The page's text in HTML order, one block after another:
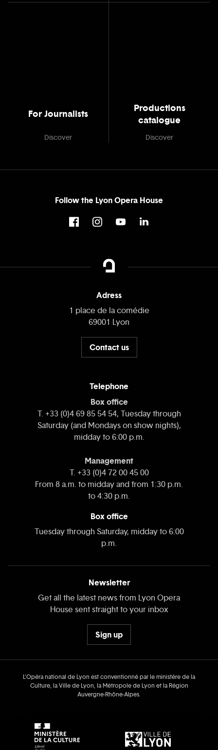
For Journalists
Discover
Productions
catalogue
Discover
Follow the Lyon Opera House
Adress
1 place de la comédie
69001 Lyon
Contact us
Telephone
Box office
T. +33 (0)4 69 85 54 54, Tuesday through
Saturday (and Mondays on show nights),
midday to 6:00 p.m.
Management
T. +33 (0)4 72 00 45 00
From 8 a.m. to midday and from 1:30 p.m.
to 4:30 p.m.
Box office
Tuesday through Saturday, midday to 6:00
p.m.
Newsletter
Get all the latest news from Lyon Opera
House sent straight to your inbox
Sign up
L’Opéra national de Lyon est conventionné par le ministère de la
Culture, la Ville de Lyon, la Métropole de Lyon et la Région
Auvergne‑Rhône‑Alpes.